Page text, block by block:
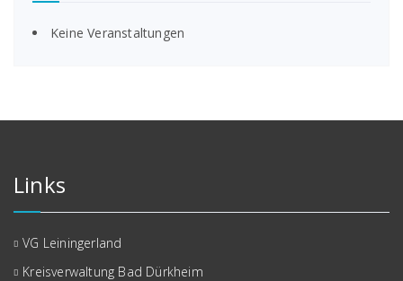
Keine Veranstaltungen
Links
VG Leiningerland
Kreisverwaltung Bad Dürkheim